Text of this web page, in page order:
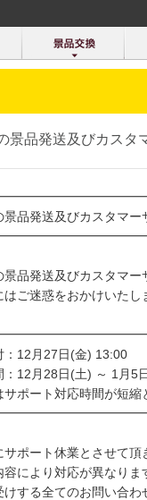
景品発送及びカスタ
品発送及びカスタマ
品発送及びカスタマー
ご迷惑をおかけいたし
：12月27日(金) 13:00
：12月28日(土) ～ 1月5
ポート対応時間が短縮
ポート休業とさせて頂
により対応が異なりま
する全てのお問い合わ